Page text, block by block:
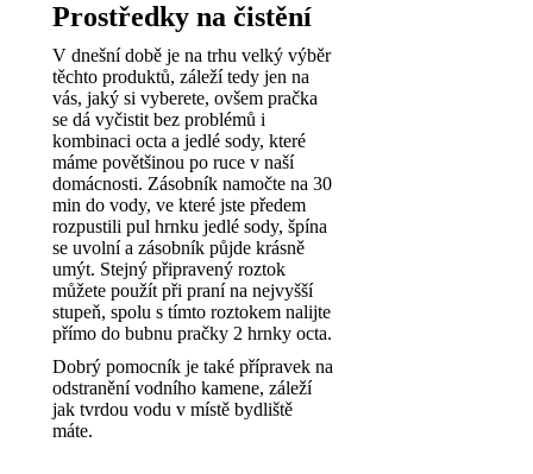
Prostředky na čistění
V dnešní době je na trhu velký výběr
těchto produktů, záleží tedy jen na
vás, jaký si vyberete, ovšem pračka
se dá vyčistit bez problémů i
kombinaci octa a jedlé sody, které
máme povětšinou po ruce v naší
domácnosti. Zásobník namočte na 30
min do vody, ve které jste předem
rozpustili pul hrnku jedlé sody, špína
se uvolní a zásobník půjde krásně
umýt. Stejný připravený roztok
můžete použít při praní na nejvyšší
stupeň, spolu s tímto roztokem nalijte
přímo do bubnu pračky 2 hrnky octa.
Dobrý pomocník je také přípravek na
odstranění vodního kamene, záleží
jak tvrdou vodu v místě bydliště
máte.